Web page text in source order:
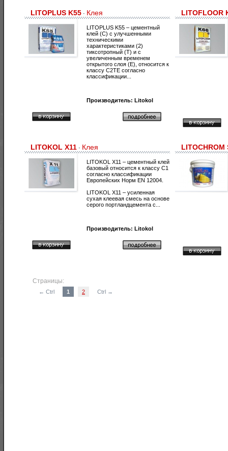
LITOPLUS K55 · Клея
LITOPLUS K55 – цементный
клей (С) с улучшенными
техническими
характеристиками (2)
тиксотропный (Т) и с
увеличенным временем
открытого слоя (Е), относится к
классу С2ТЕ согласно
классификации...
Производитель: Litokol
LITOFLOOR
LITOKOL X11 · Клея
LITOKOL X11 – цементный клей
базовый относится к классу С1
согласно классификации
Европейских Норм EN 12004.
LITOKOL X11 – усиленная
сухая клеевая смесь на основе
серого портландцемента с...
Производитель: Litokol
LITOCHROM
Страницы:
← Ctrl 1 2 Ctrl →